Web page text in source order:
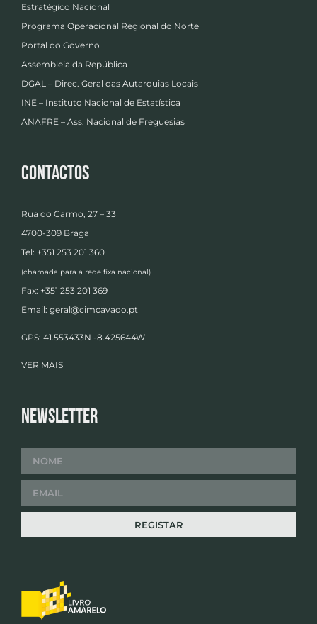
Estratégico Nacional
Programa Operacional Regional do Norte
Portal do Governo
Assembleia da República
DGAL – Direc. Geral das Autarquias Locais
INE – Instituto Nacional de Estatística
ANAFRE – Ass. Nacional de Freguesias
Contactos
Rua do Carmo, 27 – 33
4700-309 Braga
Tel: +351 253 201 360
(chamada para a rede fixa nacional)
Fax: +351 253 201 369
Email: geral@cimcavado.pt
GPS: 41.553433N -8.425644W
VER MAIS
Newsletter